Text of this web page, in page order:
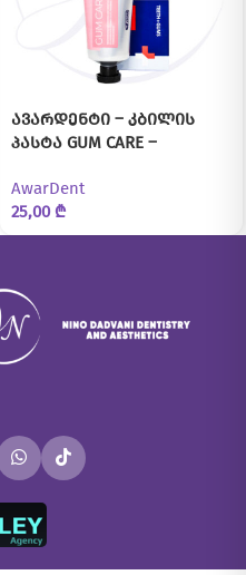
ავარდენტი – კბილის
პასტა GUM CARE –
მოვლისთვის
AwarDent
25,00₾